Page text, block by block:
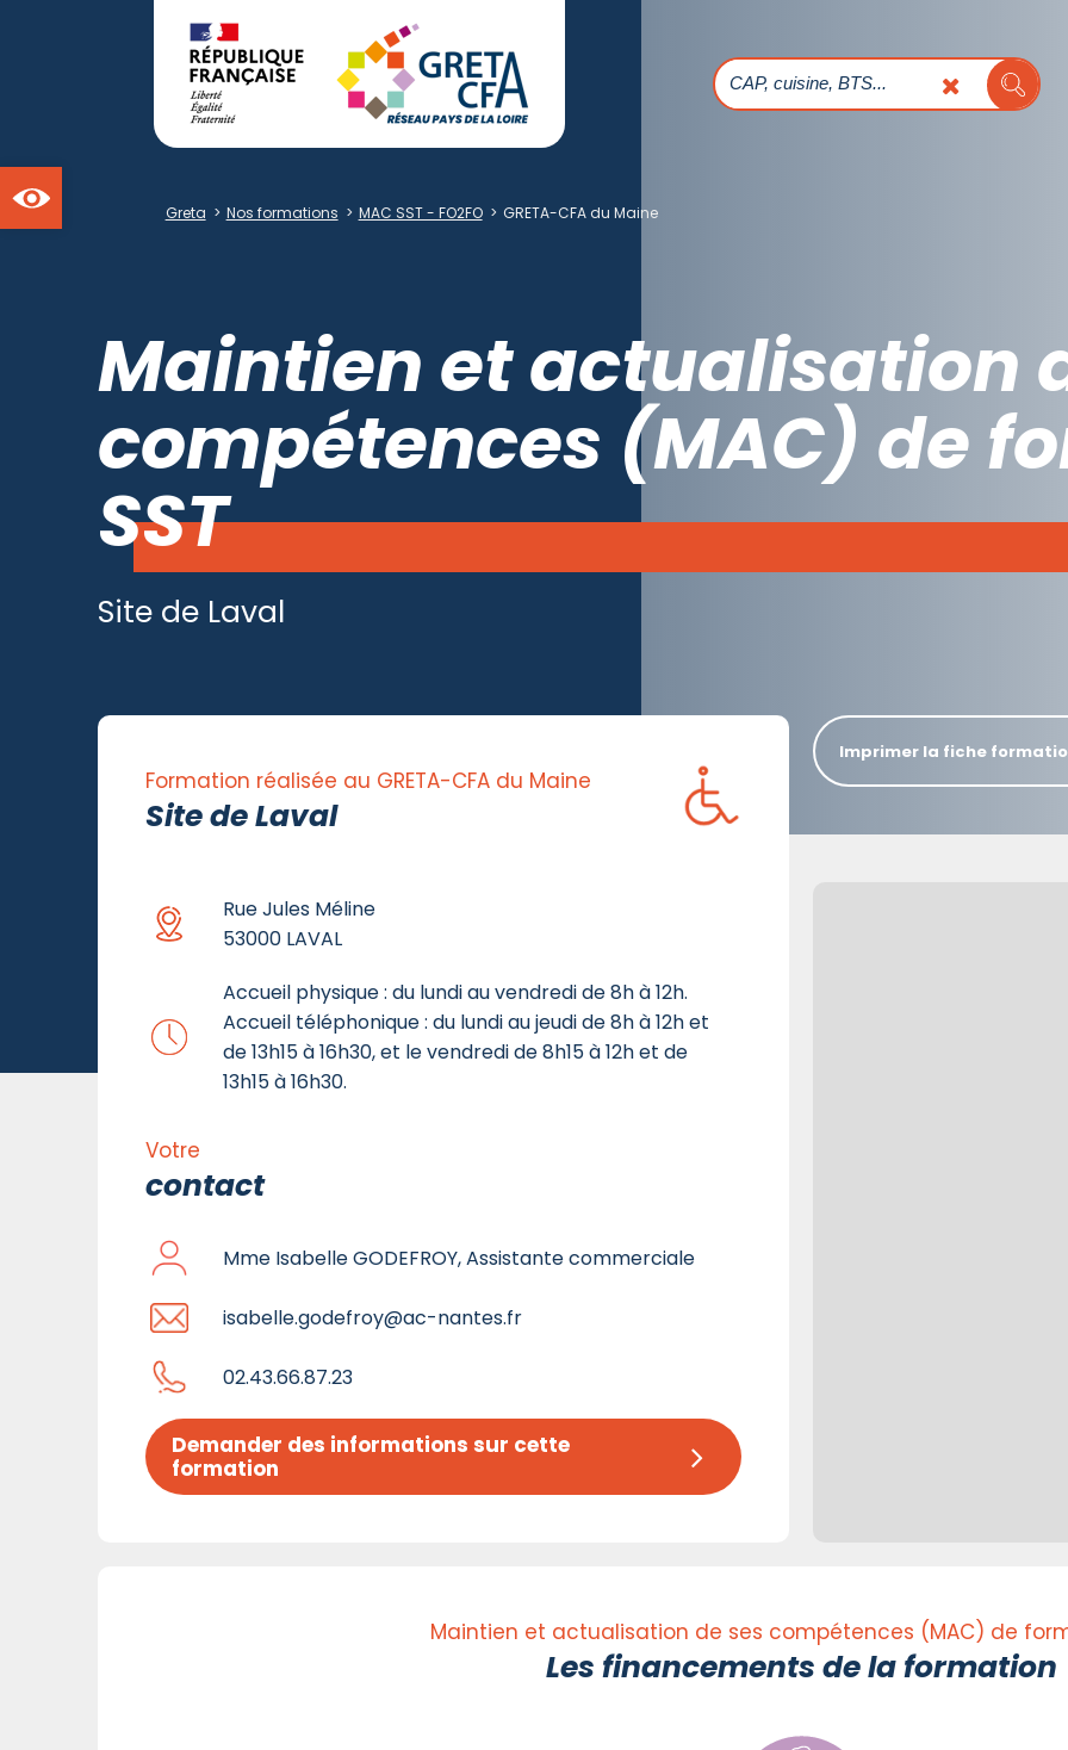
Greta > Nos formations > MAC SST - FO2FO > GRETA-CFA du Maine
Maintien et actualisation
compétences (MAC) de
SST
Site de Laval
Formation réalisée au GRETA-CFA du Maine
Site de Laval
Rue Jules Méline
53000 LAVAL
Accueil physique : du lundi au vendredi de 8h à 12h.
Accueil téléphonique : du lundi au jeudi de 8h à 12h et
de 13h15 à 16h30, et le vendredi de 8h15 à 12h et de
13h15 à 16h30.
Votre
contact
Mme Isabelle GODEFROY, Assistante commerciale
isabelle.godefroy@ac-nantes.fr
02.43.66.87.23
Demander des informations sur cette
formation
Imprimer la fiche
Maintien et actualisation de ses compétences (MAC) de
Les financements de la formation
Ouvrir la barre d'outils